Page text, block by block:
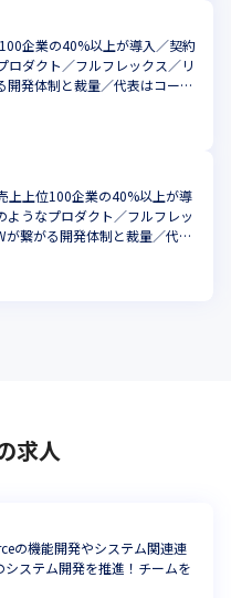
以下の座組みを備えていま
済み。
さ」「専門集団組成の難し
に参入障壁（moat）です。
ベース」として出発したか
に2桁テラバイトほど保有
Tuningを含む）が将来
企業の40%以上が導入／契約
ダクト／フルフレックス／リ
開発体制と裁量／代表はコード
クトが強い社風
上上位100企業の40%以上が導
うなプロダクト／フルフレッ
が繋がる開発体制と裁量／代表
リスペクトが強い社風
求人
の機能開発やシステム関連連
ステム開発を推進！チームを